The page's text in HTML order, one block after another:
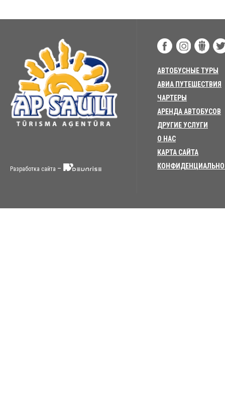
Разработка сайта –
АВТОБУСНЫЕ ТУРЫ
АВИА ПУТЕШЕСТВИЯ
ЧАРТЕРЫ
АРЕНДА АВТОБУСОВ
ДРУГИЕ УСЛУГИ
О НАС
КАРТА САЙТА